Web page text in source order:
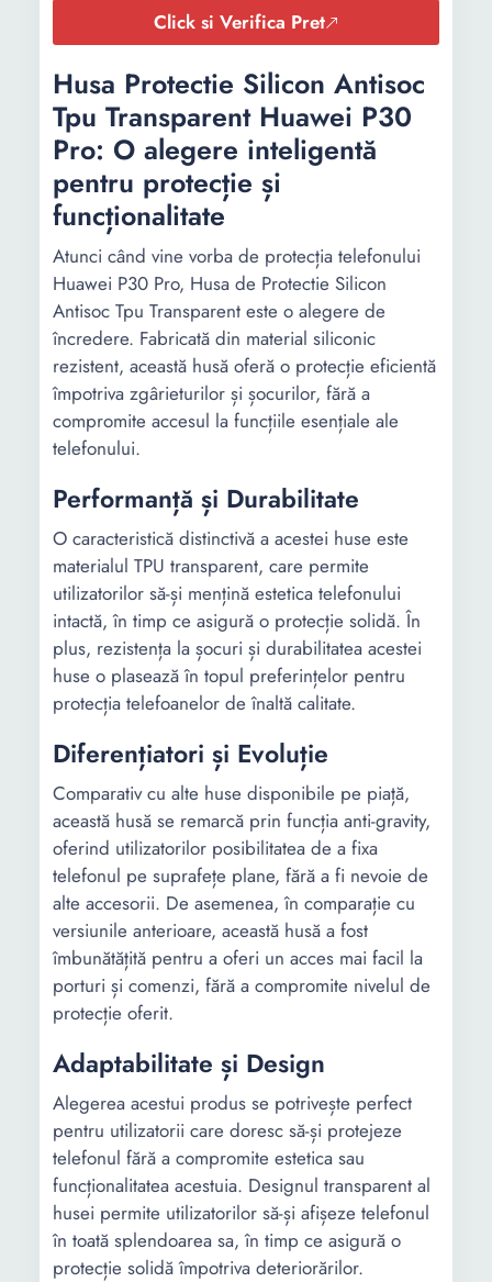
Click si Verifica Pret
Husa Protectie Silicon Antisoc
Tpu Transparent Huawei P30
Pro: O alegere inteligentă
pentru protecție și
funcționalitate
Atunci când vine vorba de protecția telefonului
Huawei P30 Pro, Husa de Protectie Silicon
Antisoc Tpu Transparent este o alegere de
încredere. Fabricată din material siliconic
rezistent, această husă oferă o protecție eficientă
împotriva zgârieturilor și șocurilor, fără a
compromite accesul la funcțiile esențiale ale
telefonului.
Performanță și Durabilitate
O caracteristică distinctivă a acestei huse este
materialul TPU transparent, care permite
utilizatorilor să-și mențină estetica telefonului
intactă, în timp ce asigură o protecție solidă. În
plus, rezistența la șocuri și durabilitatea acestei
huse o plasează în topul preferințelor pentru
protecția telefoanelor de înaltă calitate.
Diferențiatori și Evoluție
Comparativ cu alte huse disponibile pe piață,
această husă se remarcă prin funcția anti-gravity,
oferind utilizatorilor posibilitatea de a fixa
telefonul pe suprafețe plane, fără a fi nevoie de
alte accesorii. De asemenea, în comparație cu
versiunile anterioare, această husă a fost
îmbunătățită pentru a oferi un acces mai facil la
porturi și comenzi, fără a compromite nivelul de
protecție oferit.
Adaptabilitate și Design
Alegerea acestui produs se potrivește perfect
pentru utilizatorii care doresc să-și protejeze
telefonul fără a compromite estetica sau
funcționalitatea acestuia. Designul transparent al
husei permite utilizatorilor să-și afișeze telefonul
în toată splendoarea sa, în timp ce asigură o
protecție solidă împotriva deteriorărilor.